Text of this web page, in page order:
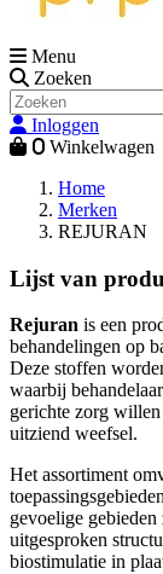
Menu
Zoeken
Inloggen
0 Winkelwagen
Home
Merken
REJURAN
Lijst van
Rejuran is een
behandelingen op
Deze stoffen
waarbij
gerichte zorg
uitziend weefsel.
Het assortiment
gevoelige
uitgesproken
biostimulatie in